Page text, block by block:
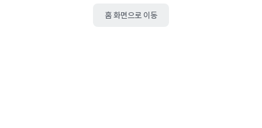
홈 화면으로 이동